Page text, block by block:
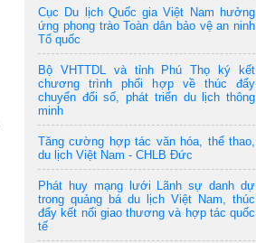
Cục Du lịch Quốc gia Việt Nam hưởng
ứng phong trào Toàn dân bảo vệ an ninh
Tổ quốc
Bộ VHTTDL và tỉnh Phú Thọ ký kết
chương trình phối hợp về thúc đẩy
chuyển đổi số, phát triển du lịch thông
minh
Tăng cường hợp tác văn hóa, thể thao,
du lịch Việt Nam - CHLB Đức
Phát huy mạng lưới Lãnh sự danh dự
trong quảng bá du lịch Việt Nam, thúc
đẩy kết nối giao thương và hợp tác quốc
tế